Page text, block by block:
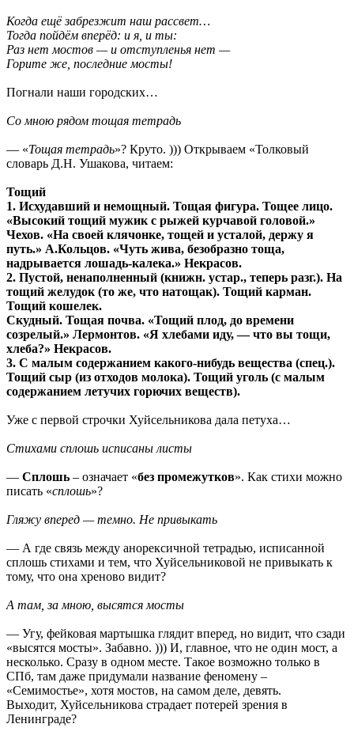
Когда ещё забрезжит наш рассвет…
Тогда пойдём вперёд: и я, и ты:
Раз нет мостов — и отступленья нет —
Горите же, последние мосты!
Погнали наши городских…
Со мною рядом тощая тетрадь
— «Тощая тетрадь»? Круто. ))) Открываем «Толковый
словарь Д.Н. Ушакова, читаем:
Тощий
1. Исхудавший и немощный. Тощая фигура. Тощее лицо.
«Высокий тощий мужик с рыжей курчавой головой.»
Чехов. «На своей клячонке, тощей и усталой, держу я
путь.» А.Кольцов. «Чуть жива, безобразно тоща,
надрывается лошадь-калека.» Некрасов.
2. Пустой, ненаполненный (книжн. устар., теперь разг.). На
тощий желудок (то же, что натощак). Тощий карман.
Тощий кошелек.
Скудный. Тощая почва. «Тощий плод, до времени
созрелый.» Лермонтов. «Я хлебами иду, — что вы тощи,
хлеба?» Некрасов.
3. С малым содержанием какого-нибудь вещества (спец.).
Тощий сыр (из отходов молока). Тощий уголь (с малым
содержанием летучих горючих веществ).
Уже с первой строчки Хуйсельникова дала петуха…
Стихами сплошь исписаны листы
— Сплошь – означает «без промежутков». Как стихи можно
писать «сплошь»?
Гляжу вперед — темно. Не привыкать
— А где связь между анорексичной тетрадью, исписанной
сплошь стихами и тем, что Хуйсельниковой не привыкать к
тому, что она хреново видит?
А там, за мною, высятся мосты
— Угу, фейковая мартышка глядит вперед, но видит, что сзади
«высятся мосты». Забавно. ))) И, главное, что не один мост, а
несколько. Сразу в одном месте. Такое возможно только в
СПб, там даже придумали название феномену –
«Семимостье», хотя мостов, на самом деле, девять.
Выходит, Хуйсельникова страдает потерей зрения в
Ленинграде?